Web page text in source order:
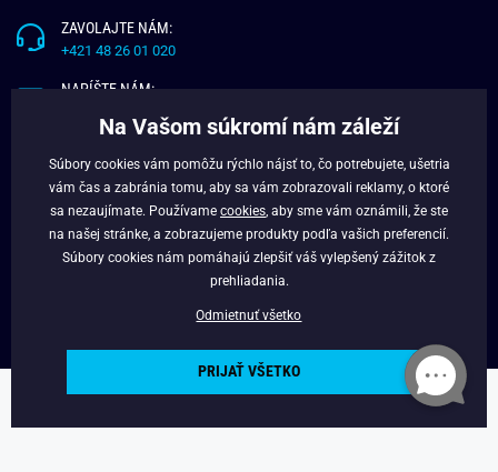
ZAVOLAJTE NÁM:
+421 48 26 01 020
NAPÍŠTE NÁM:
O NÁS
VERNOSTNÝ PROGRAM
BLOG
Copyright © 2025 - Budchlap.sk Všetky práva vyhradené. webdesign ©
Na Vašom súkromí nám záleží
Súbory cookies vám pomôžu rýchlo nájsť to, čo potrebujete, ušetria
vám čas a zabránia tomu, aby sa vám zobrazovali reklamy, o ktoré
sa nezaujímate. Používame cookies , aby sme vám oznámili, že ste
na našej stránke, a zobrazujeme produkty podľa vašich preferencií.
Súbory cookies nám pomáhajú zlepšiť váš vylepšený zážitok z
prehliadania.
Odmietnuť všetko
PRIJAŤ VŠETKO